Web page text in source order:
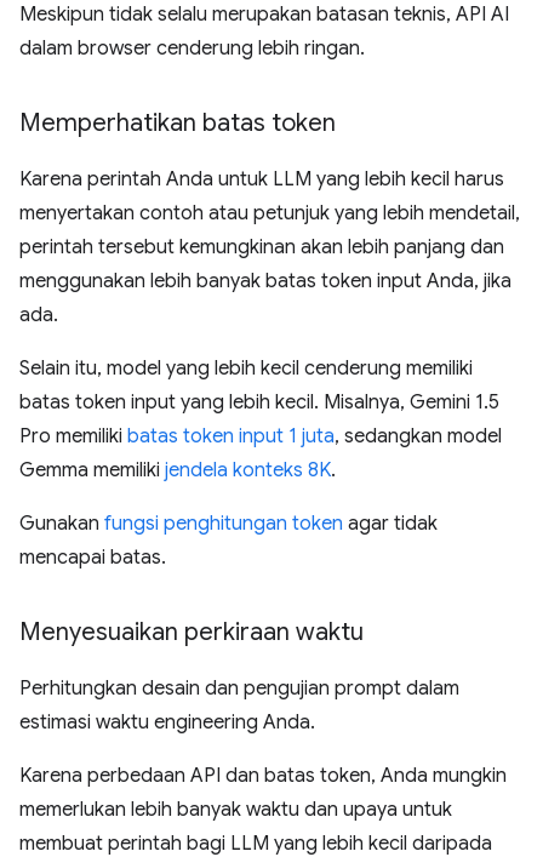
Meskipun tidak selalu merupakan batasan teknis, API AI
dalam browser cenderung lebih ringan.
Memperhatikan batas token
Karena perintah Anda untuk LLM yang lebih kecil harus
menyertakan contoh atau petunjuk yang lebih mendetail,
perintah tersebut kemungkinan akan lebih panjang dan
menggunakan lebih banyak batas token input Anda, jika
ada.
Selain itu, model yang lebih kecil cenderung memiliki
batas token input yang lebih kecil. Misalnya, Gemini 1.5
Pro memiliki batas token input 1 juta, sedangkan model
Gemma memiliki jendela konteks 8K.
Gunakan fungsi penghitungan token agar tidak
mencapai batas.
Menyesuaikan perkiraan waktu
Perhitungkan desain dan pengujian prompt dalam
estimasi waktu engineering Anda.
Karena perbedaan API dan batas token, Anda mungkin
memerlukan lebih banyak waktu dan upaya untuk
membuat perintah bagi LLM yang lebih kecil daripada